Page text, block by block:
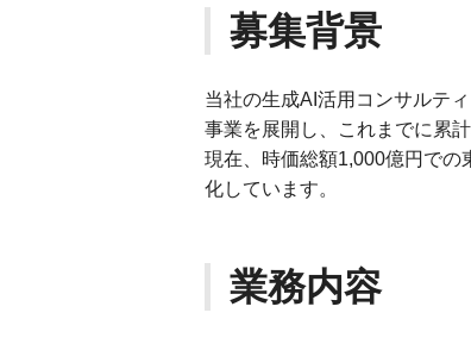
募集背景
当社の生成AI活用コンサルテ
事業を展開し、これまでに累
現在、時価総額1,000億円での
化しています。
業務内容